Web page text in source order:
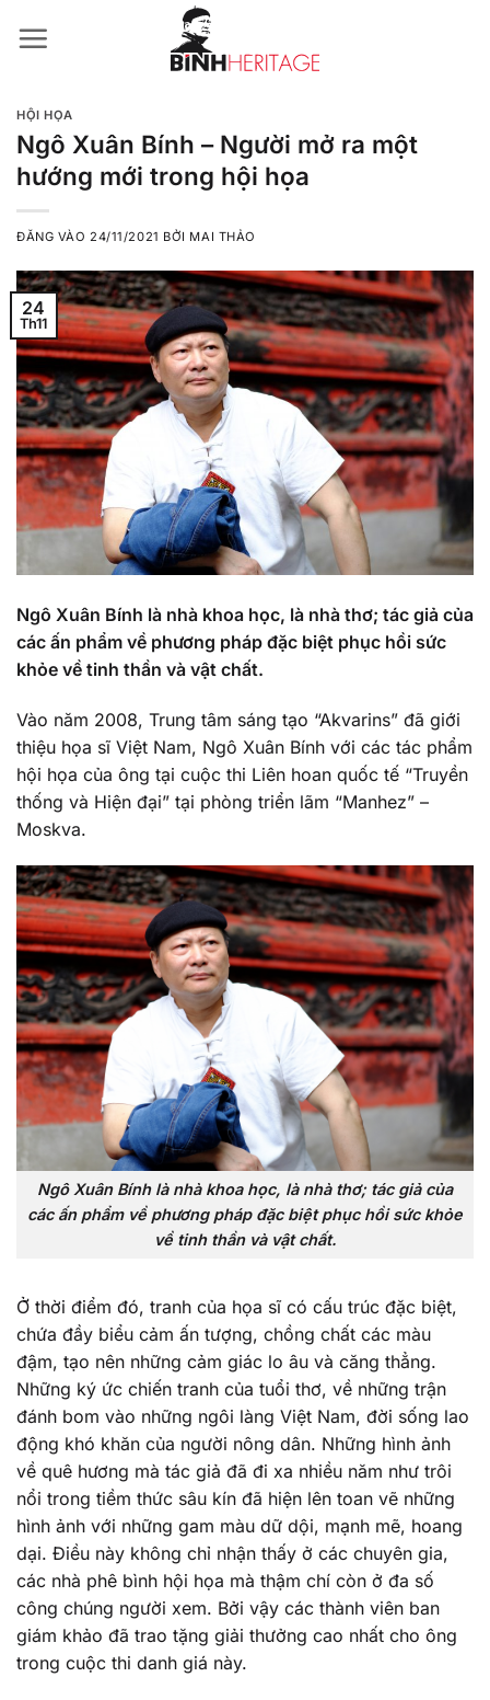
qua
HỘI HỌA
Ngô Xuân Bính – Người mở ra một
hướng mới trong hội họa
ĐĂNG VÀO 24/11/2021 BỞI MAI THẢO
24
Th11
Ngô Xuân Bính là nhà khoa học, là nhà thơ; tác giả của
các ấn phẩm về phương pháp đặc biệt phục hồi sức
khỏe về tinh thần và vật chất.
Vào năm 2008, Trung tâm sáng tạo “Akvarins” đã giới
thiệu họa sĩ Việt Nam, Ngô Xuân Bính với các tác phẩm
hội họa của ông tại cuộc thi Liên hoan quốc tế “Truyền
thống và Hiện đại” tại phòng triển lãm “Manhez” –
Moskva.
Ngô Xuân Bính là nhà khoa học, là nhà thơ; tác giả của
các ấn phẩm về phương pháp đặc biệt phục hồi sức khỏe
về tinh thần và vật chất.
Ở thời điểm đó, tranh của họa sĩ có cấu trúc đặc biệt,
chứa đầy biểu cảm ấn tượng, chồng chất các màu
đậm, tạo nên những cảm giác lo âu và căng thẳng.
Những ký ức chiến tranh của tuổi thơ, về những trận
đánh bom vào những ngôi làng Việt Nam, đời sống lao
động khó khăn của người nông dân. Những hình ảnh
về quê hương mà tác giả đã đi xa nhiều năm như trôi
nổi trong tiềm thức sâu kín đã hiện lên toan vẽ những
hình ảnh với những gam màu dữ dội, mạnh mẽ, hoang
dại. Điều này không chỉ nhận thấy ở các chuyên gia,
các nhà phê bình hội họa mà thậm chí còn ở đa số
công chúng người xem. Bởi vậy các thành viên ban
giám khảo đã trao tặng giải thưởng cao nhất cho ông
trong cuộc thi danh giá này.